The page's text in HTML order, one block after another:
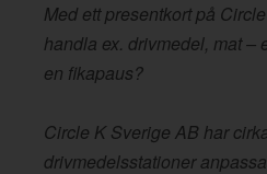
Med ett presentkort på
handla ex. drivmedel, mat –
en fikapaus?
Circle K Sverige AB har
drivmedelsstationer